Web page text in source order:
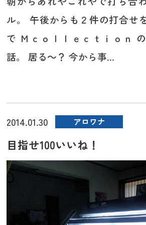
ル。 午後からも２件の打合せ
で Ｍｃｏｌｌｅｃｔｉｏｎ
話。 居る～？ 今から事...
2014.01.30 アロワナ
目指せ100いいね！